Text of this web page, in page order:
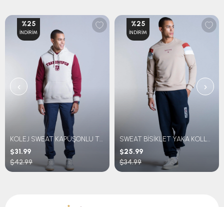
KOLEJ SWEAT KAPÜŞONLU TRABZONSPOR NAKIŞLI
$31.99
$42.99
%25
İNDIRIM
SWEAT BİSİKLET YAKA KOLLARI ÇİZGİLİ
$25.99
$34.99
%25
İNDIRIM
‹ ›